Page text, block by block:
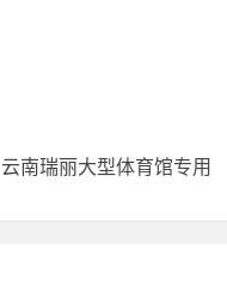
云南瑞丽大型体育馆专用